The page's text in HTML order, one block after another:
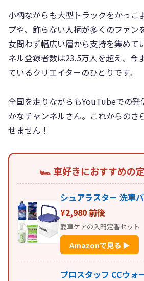
小柄ながらも大型トラックをかっこ
プや、飾らない人柄が多くのファン
女問わず幅広い層から支持を集めて
ネル登録者数は23.5万人を超え、今
ているクリエイターのひとりです。
全国を走りながらもYouTubeでの発
かなチャンネルさん。これからのさ
せません！
🏎️ 車好きにおすすめの
シュアラスター 洗車
¥2,980 前後
愛車ケアの入門定番セット
Amazonで見る ▶
プロスタッフ CCウォ